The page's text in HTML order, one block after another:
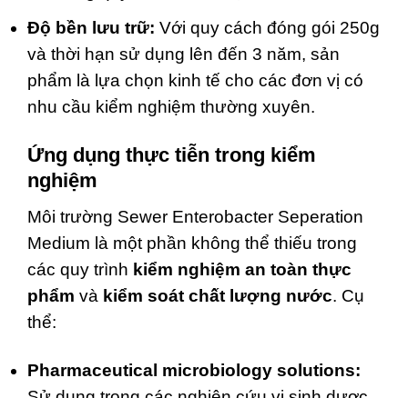
Độ bền lưu trữ: Với quy cách đóng gói 250g
và thời hạn sử dụng lên đến 3 năm, sản
phẩm là lựa chọn kinh tế cho các đơn vị có
nhu cầu kiểm nghiệm thường xuyên.
Ứng dụng thực tiễn trong kiểm
nghiệm
Môi trường Sewer Enterobacter Seperation
Medium là một phần không thể thiếu trong
các quy trình kiểm nghiệm an toàn thực
phẩm và kiểm soát chất lượng nước. Cụ
thể:
Pharmaceutical microbiology solutions: